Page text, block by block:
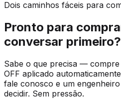
Dois caminhos fáceis para
Pronto para
conversar primeiro?
Sabe o que precisa — compre
OFF aplicado
fale conosco e um
decidir. Sem pressão.